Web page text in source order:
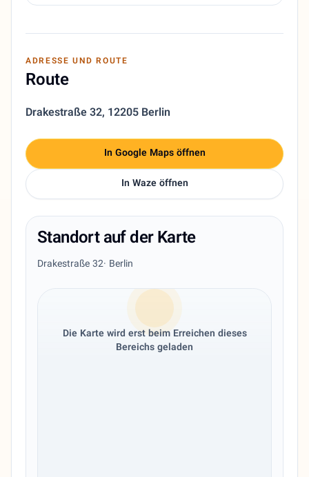
ADRESSE UND ROUTE
Route
Drakestraße 32, 12205 Berlin
In Google Maps öffnen
In Waze öffnen
Standort auf der Karte
Drakestraße 32· Berlin
Die Karte wird erst beim Erreichen dieses
Bereichs geladen